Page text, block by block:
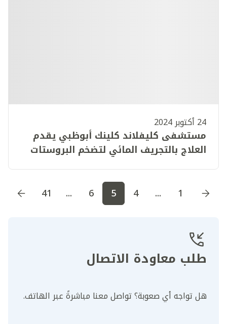
24 أكتوبر 2024
مستشفى كليفلاند كلينك أبوظبي يقدم
العلاج بالتجريف المائي لتضخم البروستات
اذهب إلى الصفحة
اذهب إلى الصفحة اذهب إلى 1
...
4
5
6
...
41
طلب معاودة الاتصال
هل تواجه أي صعوبة؟ تواصل معنا مباشرةً عبر الهاتف.